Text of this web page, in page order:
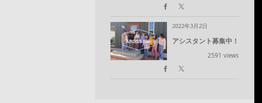
2022年3月2日
アシスタント募集中！
2591 views